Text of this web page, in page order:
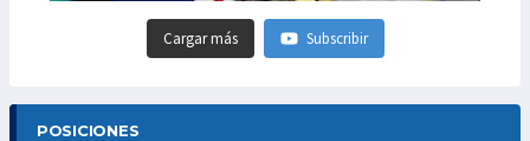
Cargar más Subscribir
POSICIONES